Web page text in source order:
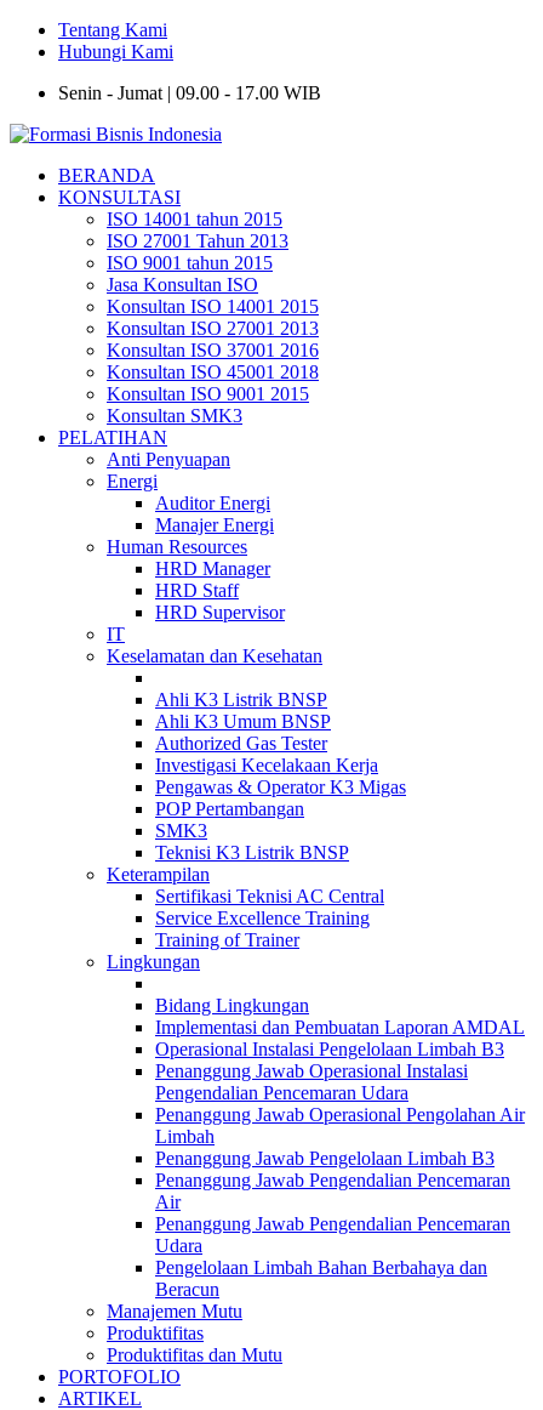
Tentang Kami
Hubungi Kami
Senin - Jumat | 09.00 - 17.00 WIB
BERANDA
KONSULTASI
ISO 14001 tahun 2015
ISO 27001 Tahun 2013
ISO 9001 tahun 2015
Jasa Konsultan ISO
Konsultan ISO 14001 2015
Konsultan ISO 27001 2013
Konsultan ISO 37001 2016
Konsultan ISO 45001 2018
Konsultan ISO 9001 2015
Konsultan SMK3
PELATIHAN
Anti Penyuapan
Energi
Auditor Energi
Manajer Energi
Human Resources
HRD Manager
HRD Staff
HRD Supervisor
IT
Keselamatan dan Kesehatan
Ahli K3 Listrik BNSP
Ahli K3 Umum BNSP
Authorized Gas Tester
Investigasi Kecelakaan Kerja
Pengawas & Operator K3 Migas
POP Pertambangan
SMK3
Teknisi K3 Listrik BNSP
Keterampilan
Sertifikasi Teknisi AC Central
Service Excellence Training
Training of Trainer
Lingkungan
Bidang Lingkungan
Implementasi dan Pembuatan Laporan AMDAL
Operasional Instalasi Pengelolaan Limbah B3
Penanggung Jawab Operasional Instalasi
Pengendalian Pencemaran Udara
Penanggung Jawab Operasional Pengolahan Air
Limbah
Penanggung Jawab Pengelolaan Limbah B3
Penanggung Jawab Pengendalian Pencemaran
Air
Penanggung Jawab Pengendalian Pencemaran
Udara
Pengelolaan Limbah Bahan Berbahaya dan
Beracun
Manajemen Mutu
Produktifitas
Produktifitas dan Mutu
PORTOFOLIO
ARTIKEL